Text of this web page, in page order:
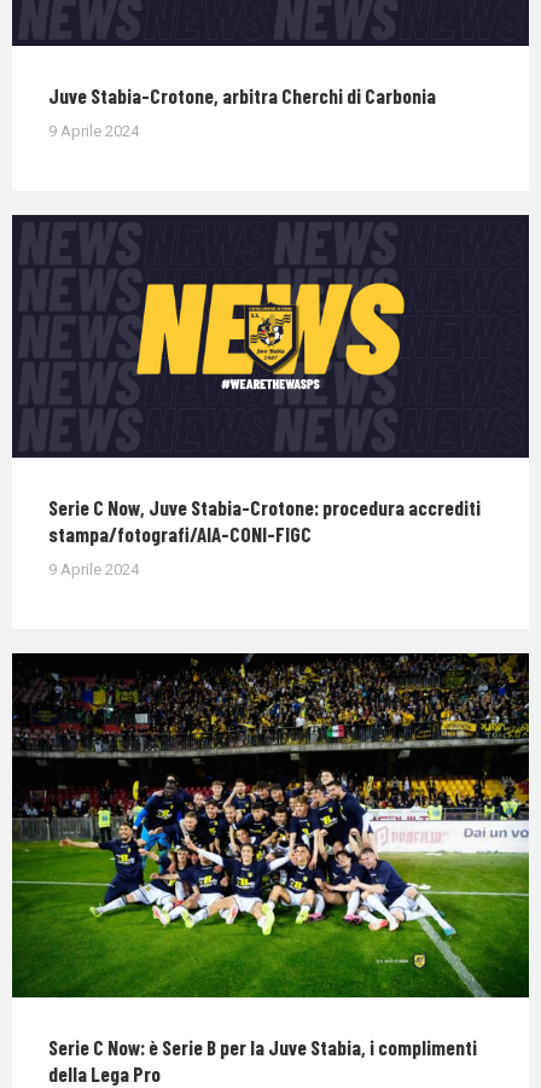
Juve Stabia-Crotone, arbitra Cherchi di Carbonia
9 Aprile 2024
Serie C Now, Juve Stabia-Crotone: procedura accrediti
stampa/fotografi/AIA-CONI-FIGC
9 Aprile 2024
Serie C Now: è Serie B per la Juve Stabia, i complimenti
della Lega Pro